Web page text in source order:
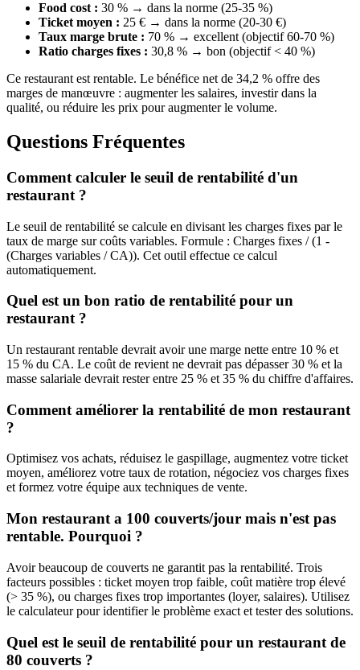
Food cost : 30 % → dans la norme (25-35 %)
Ticket moyen : 25 € → dans la norme (20-30 €)
Taux marge brute : 70 % → excellent (objectif 60-70 %)
Ratio charges fixes : 30,8 % → bon (objectif < 40 %)
Ce restaurant est rentable. Le bénéfice net de 34,2 % offre des
marges de manœuvre : augmenter les salaires, investir dans la
qualité, ou réduire les prix pour augmenter le volume.
Questions Fréquentes
Comment calculer le seuil de rentabilité d'un
restaurant ?
Le seuil de rentabilité se calcule en divisant les charges fixes par le
taux de marge sur coûts variables. Formule : Charges fixes / (1 -
(Charges variables / CA)). Cet outil effectue ce calcul
automatiquement.
Quel est un bon ratio de rentabilité pour un
restaurant ?
Un restaurant rentable devrait avoir une marge nette entre 10 % et
15 % du CA. Le coût de revient ne devrait pas dépasser 30 % et la
masse salariale devrait rester entre 25 % et 35 % du chiffre d'affaires.
Comment améliorer la rentabilité de mon restaurant
?
Optimisez vos achats, réduisez le gaspillage, augmentez votre ticket
moyen, améliorez votre taux de rotation, négociez vos charges fixes
et formez votre équipe aux techniques de vente.
Mon restaurant a 100 couverts/jour mais n'est pas
rentable. Pourquoi ?
Avoir beaucoup de couverts ne garantit pas la rentabilité. Trois
facteurs possibles : ticket moyen trop faible, coût matière trop élevé
(> 35 %), ou charges fixes trop importantes (loyer, salaires). Utilisez
le calculateur pour identifier le problème exact et tester des solutions.
Quel est le seuil de rentabilité pour un restaurant de
80 couverts ?